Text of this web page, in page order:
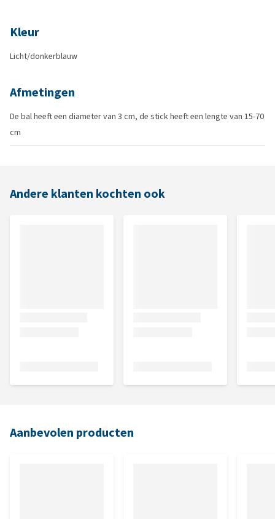
Kleur
Licht/donkerblauw
Afmetingen
De bal heeft een diameter van 3 cm, de stick heeft een lengte van 15-70
cm
Andere klanten kochten ook
Aanbevolen producten